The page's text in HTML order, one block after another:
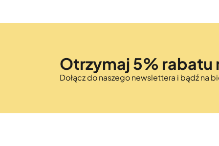
Otrzymaj 5% rabatu
Dołącz do naszego newslettera i bądź na